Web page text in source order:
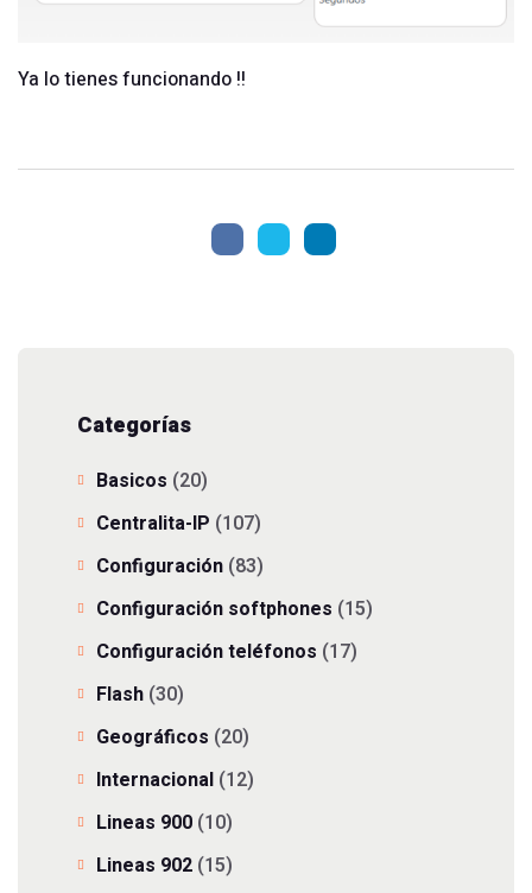
Ya lo tienes funcionando !!
Categorías
Basicos (20)
Centralita-IP (107)
Configuración (83)
Configuración softphones (15)
Configuración teléfonos (17)
Flash (30)
Geográficos (20)
Internacional (12)
Lineas 900 (10)
Lineas 902 (15)